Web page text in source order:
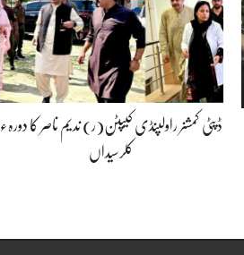
ڈپٹی کمشنر راولپنڈی کیپٹن(ر) ندیم ناصر کا دورہء
کلرسیداں